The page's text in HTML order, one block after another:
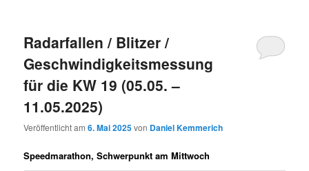
Radarfallen / Blitzer /
Geschwindigkeitsmessung
für die KW 19 (05.05. –
11.05.2025)
Veröffentlicht am6. Mai 2025von Daniel Kemmerich
Speedmarathon, Schwerpunkt am Mittwoch